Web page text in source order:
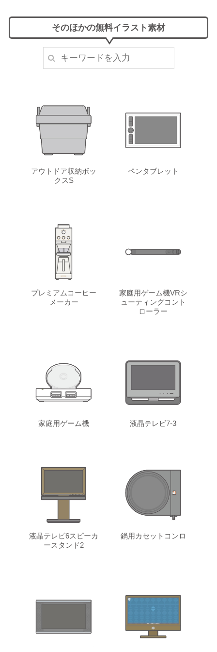
そのほかの無料イラスト素材
アウトドア収納ボッ
クスS
ペンタブレット
プレミアムコーヒー
メーカー
家庭用ゲーム機VRシ
ューティングコント
ローラー
家庭用ゲーム機 液晶テレビ7-3
液晶テレビ6スピーカ
ースタンド2
鍋用カセットコンロ